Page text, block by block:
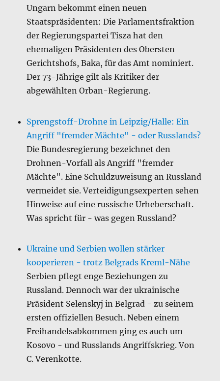
Ungarn bekommt einen neuen
Staatspräsidenten: Die Parlamentsfraktion
der Regierungspartei Tisza hat den
ehemaligen Präsidenten des Obersten
Gerichtshofs, Baka, für das Amt nominiert.
Der 73-Jährige gilt als Kritiker der
abgewählten Orban-Regierung.
Sprengstoff-Drohne in Leipzig/Halle: Ein
Angriff "fremder Mächte" - oder Russlands?
Die Bundesregierung bezeichnet den
Drohnen-Vorfall als Angriff "fremder
Mächte". Eine Schuldzuweisung an Russland
vermeidet sie. Verteidigungsexperten sehen
Hinweise auf eine russische Urheberschaft.
Was spricht für - was gegen Russland?
Ukraine und Serbien wollen stärker
kooperieren - trotz Belgrads Kreml-Nähe
Serbien pflegt enge Beziehungen zu
Russland. Dennoch war der ukrainische
Präsident Selenskyj in Belgrad - zu seinem
ersten offiziellen Besuch. Neben einem
Freihandelsabkommen ging es auch um
Kosovo - und Russlands Angriffskrieg. Von
C. Verenkotte.